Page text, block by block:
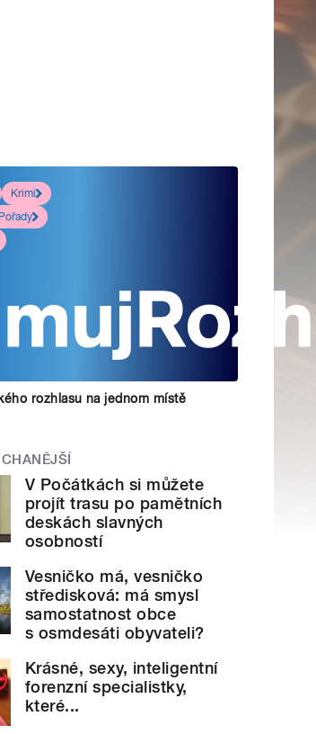
Krimi
Pořady
rozhlasu na jednom místě
V Počátkách si můžete
projít trasu po pamětních
deskách slavných
osobností
Vesničko má, vesničko
středisková: má smysl
samostatnost obce
s osmdesáti obyvateli?
Krásné, sexy, inteligentní
forenzní specialistky,
které...